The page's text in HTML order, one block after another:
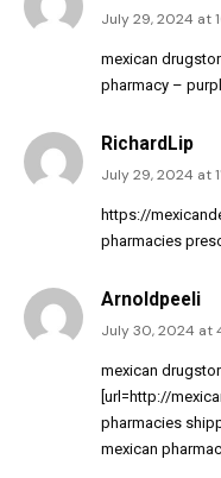
July 29, 2024 at
mexican
pharmacy –
RichardLip
July 29, 2024 at
https://
pharmacies
Arnoldpeeli
July 30, 2024 at
mexican
[url=http://
pharmacies
mexican